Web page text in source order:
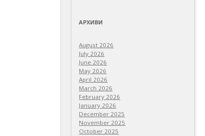
АРХИВИ
August 2026
July 2026
June 2026
May 2026
April 2026
March 2026
February 2026
January 2026
December 2025
November 2025
October 2025